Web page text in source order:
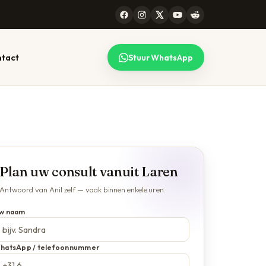
gesprek
— lees
→
werkt voor heel
Bekijk de
lijst.
Stuur WhatsApp
Plan uw consult vanuit Laren
Antwoord van Anil zelf — vaak binnen enkele uren.
naam
/ telefoonnummer